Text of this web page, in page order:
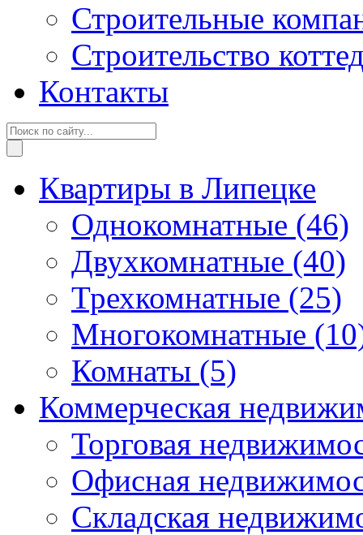
Строительные
Строительство
Контакты
Квартиры в Липецке
Однокомнатные (46)
Двухкомнатные (40)
Трехкомнатные (25)
Многокомнатные
Комнаты (5)
Коммерческая
Торговая
Офисная
Складская